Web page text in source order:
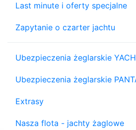
Last minute i oferty specjalne
Zapytanie o czarter jachtu
Ubezpieczenia żeglarskie
Ubezpieczenia żeglarskie
Extrasy
Nasza flota - jachty żaglowe